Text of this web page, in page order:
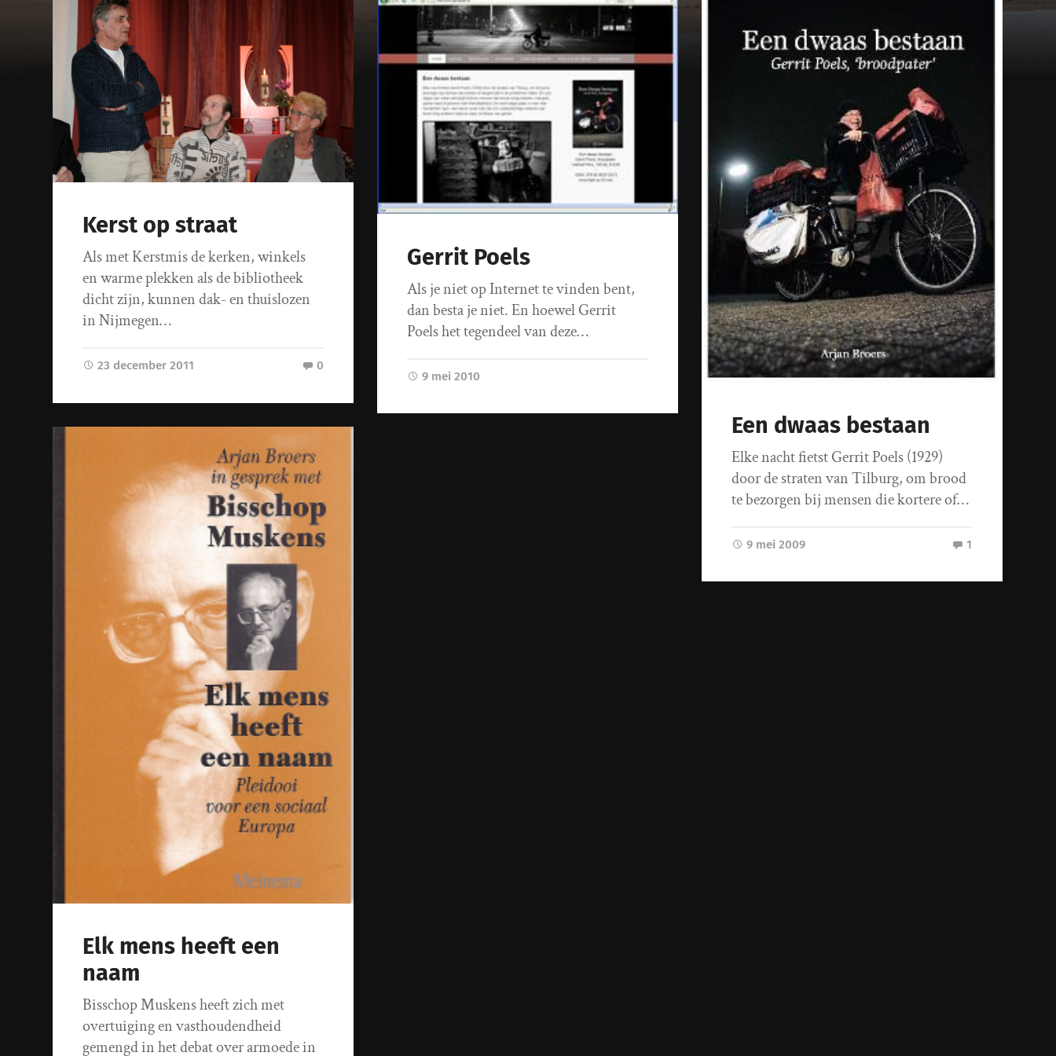
Kerst op straat
Als met Kerstmis de kerken, winkels
en warme plekken als de bibliotheek
dicht zijn, kunnen dak- en thuislozen
in Nijmegen…
23 december 2011 0
Gerrit Poels
Als je niet op Internet te vinden bent,
dan besta je niet. En hoewel Gerrit
Poels het tegendeel van deze…
9 mei 2010
Een dwaas bestaan
Elke nacht fietst Gerrit Poels (1929)
door de straten van Tilburg, om brood
te bezorgen bij mensen die kortere of…
9 mei 2009 1
Elk mens heeft een
naam
Bisschop Muskens heeft zich met
overtuiging en vasthoudendheid
gemengd in het debat over armoede in